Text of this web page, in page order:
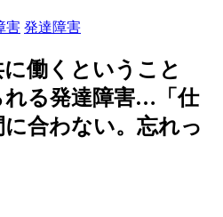
害 発達障害
働くということ
る発達障害…「仕
合わない。忘れっ